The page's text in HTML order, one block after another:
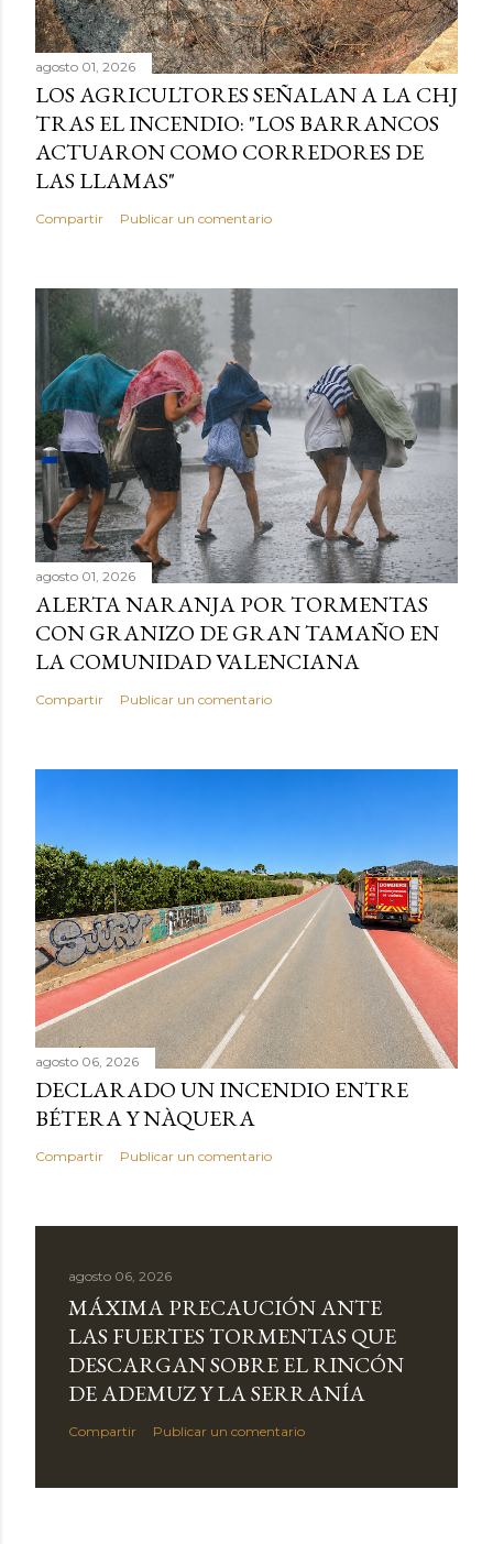
agosto 01, 2026
LOS AGRICULTORES SEÑALAN A LA CHJ
TRAS EL INCENDIO: "LOS BARRANCOS
ACTUARON COMO CORREDORES DE
LAS LLAMAS"
Compartir Publicar un comentario
agosto 01, 2026
ALERTA NARANJA POR TORMENTAS
CON GRANIZO DE GRAN TAMAÑO EN
LA COMUNIDAD VALENCIANA
Compartir Publicar un comentario
agosto 06, 2026
DECLARADO UN INCENDIO ENTRE
BÉTERA Y NÀQUERA
Compartir Publicar un comentario
agosto 06, 2026
MÁXIMA PRECAUCIÓN ANTE
LAS FUERTES TORMENTAS QUE
DESCARGAN SOBRE EL RINCÓN
DE ADEMUZ Y LA SERRANÍA
Compartir Publicar un comentario